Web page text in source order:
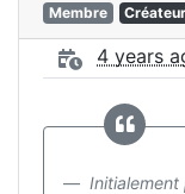
Membre
4 years